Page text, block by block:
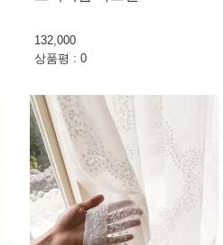
132,000
상품평 : 0